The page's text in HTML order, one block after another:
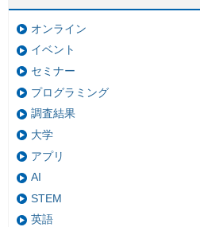
オンライン
イベント
セミナー
プログラミング
調査結果
大学
アプリ
AI
STEM
英語